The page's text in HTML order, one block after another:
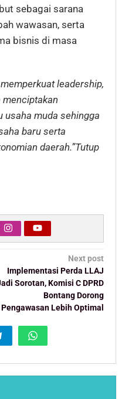
sebagai sarana
wawasan, serta
bisnis di masa
leadership,
menciptakan
usaha muda sehingga
baru serta
daerah.”Tutup
Next post
Implementasi Perda LLAJ
Sorotan, Komisi C DPRD
Bontang Dorong
Pengawasan Lebih Optimal